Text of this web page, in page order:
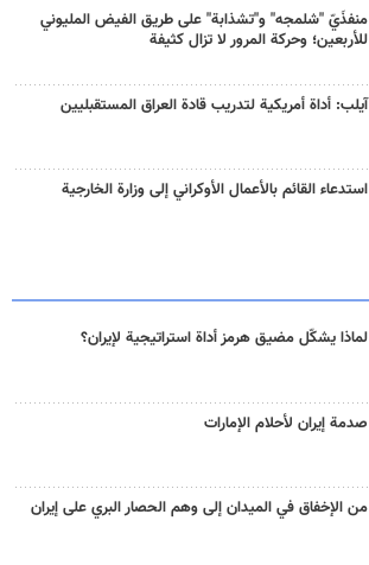
منفذَيّ "شلمجه" و"تشذابة" على طريق الفيض المليوني
للأربعين؛ وحركة المرور لا تزال كثيفة
آيلب: أداة أمريكية لتدريب قادة العراق المستقبليين
استدعاء القائم بالأعمال الأوكراني إلى وزارة الخارجية
لماذا يشكّل مضيق هرمز أداة استراتيجية لإيران؟
صدمة إيران لأحلام الإمارات
من الإخفاق في الميدان إلى وهم الحصار البري على إيران